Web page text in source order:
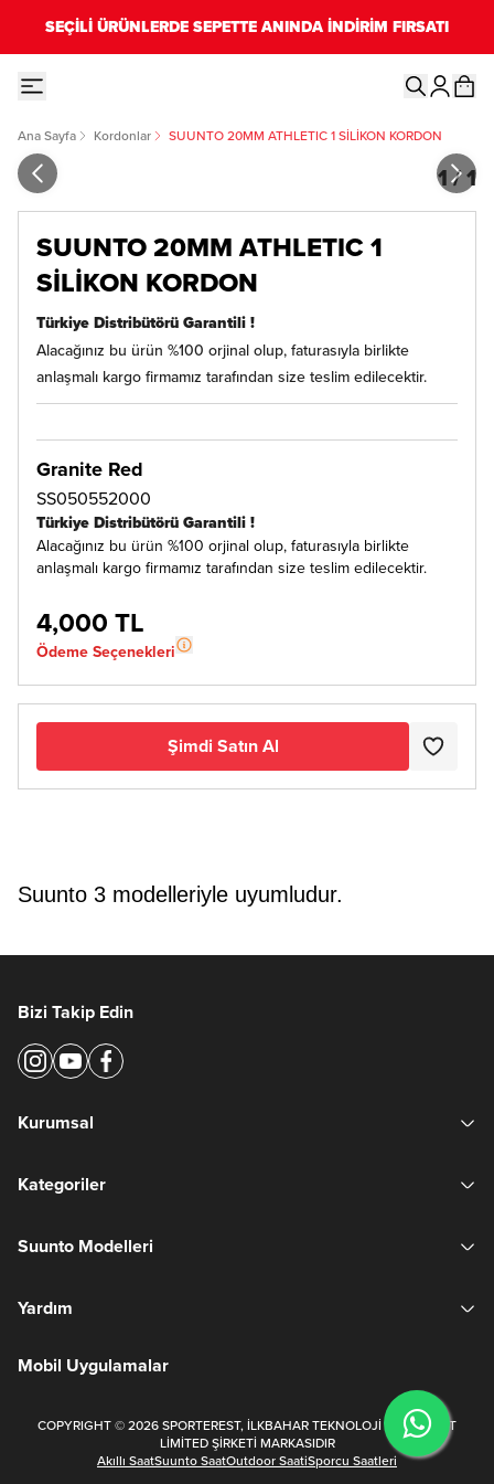
SEÇİLİ ÜRÜNLERDE SEPETTE ANINDA İNDİRİM FIRSATI
Ana Sayfa Kordonlar SUUNTO 20MM ATHLETIC 1 SİLİKON KORDON
1/1
SUUNTO 20MM ATHLETIC 1
SİLİKON KORDON
Türkiye Distribütörü Garantili !
Alacağınız bu ürün %100 orjinal olup, faturasıyla birlikte
anlaşmalı kargo firmamız tarafından size teslim edilecektir.
Granite Red
SS050552000
Türkiye Distribütörü Garantili !
Alacağınız bu ürün %100 orjinal olup, faturasıyla birlikte
anlaşmalı kargo firmamız tarafından size teslim edilecektir.
4,000 TL
Ödeme Seçenekleri
Şimdi Satın Al
Suunto 3 modelleriyle uyumludur.
Bizi Takip Edin
Kurumsal
Kategoriler
Suunto Modelleri
Yardım
Mobil Uygulamalar
COPYRIGHT © 2026 SPORTEREST, İLKBAHAR TEKNOLOJİ VE TİCARET
LİMİTED ŞİRKETİ MARKASIDIR
Akıllı SaatSuunto SaatOutdoor SaatiSporcu Saatleri